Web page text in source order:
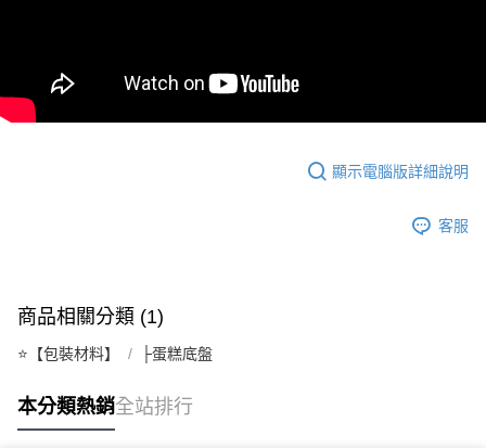
付款後7-11取貨
每筆NT$60
免運費
顯示電腦版詳細說明
客服
商品相關分類 (1)
⭐️【包裝材料】 ├蛋糕底盤
本分類熱銷全站排行